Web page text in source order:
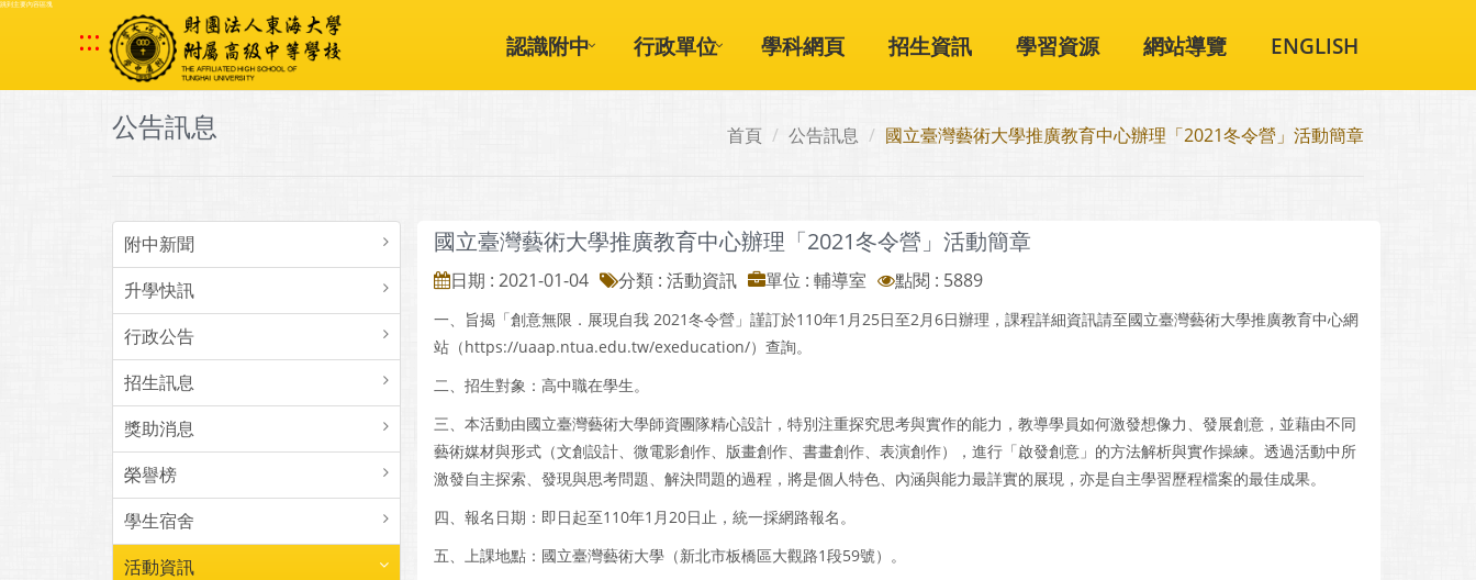
跳到主要內容區塊
::: 認識附中 行政單位 學科網頁 招生資訊 學習資源 網站導覽 ENGLISH
公告訊息 首頁 公告訊息 國立臺灣藝術大學推廣教育中心辦理「2021冬令營」活動簡章
附中新聞
升學快訊
行政公告
招生訊息
獎助消息
榮譽榜
學生宿舍
活動資訊
國立臺灣藝術大學推廣教育中心辦理「2021冬令營」活動簡章
日期 : 2021-01-04 分類 : 活動資訊 單位 : 輔導室 點閱 : 5889
一、旨揭「創意無限．展現自我 2021冬令營」謹訂於110年1月25日至2月6日辦理，課程詳細資訊請至國立臺灣藝術大學推廣教育中心網
站（https://uaap.ntua.edu.tw/exeducation/）查詢。
二、招生對象：高中職在學生。
三、本活動由國立臺灣藝術大學師資團隊精心設計，特別注重探究思考與實作的能力，教導學員如何激發想像力、發展創意，並藉由不同
藝術媒材與形式（文創設計、微電影創作、版畫創作、書畫創作、表演創作），進行「啟發創意」的方法解析與實作操練。透過活動中所
激發自主探索、發現與思考問題、解決問題的過程，將是個人特色、內涵與能力最詳實的展現，亦是自主學習歷程檔案的最佳成果。
四、報名日期：即日起至110年1月20日止，統一採網路報名。
五、上課地點：國立臺灣藝術大學（新北市板橋區大觀路1段59號）。